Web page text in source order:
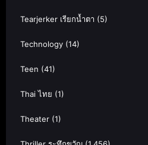
Tearjerker เรียกน้ำตา (5)
Technology (14)
Teen (41)
Thai ไทย (1)
Theater (1)